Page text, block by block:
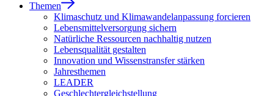
Themen
Klimaschutz und Klimawandelanpassung forcieren
Lebensmittelversorgung sichern
Natürliche Ressourcen nachhaltig nutzen
Lebensqualität gestalten
Innovation und Wissenstransfer stärken
Jahresthemen
LEADER
Geschlechtergleichstellung